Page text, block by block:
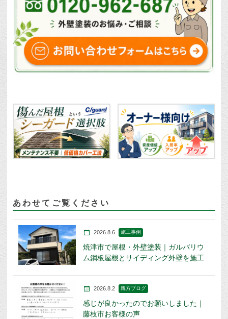
あわせてご覧ください
2026.8.6 施工事例
焼津市で屋根・外壁塗装｜ガルバリウ
ム鋼板屋根とサイディング外壁を施工
2026.8.2 親方ブログ
感じが良かったのでお願いしました｜
藤枝市お客様の声